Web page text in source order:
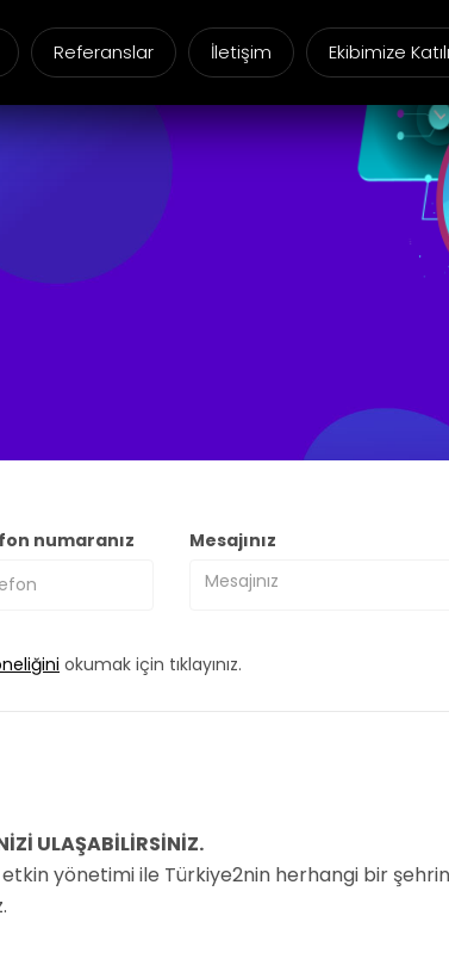
Referanslar İletişim Ekibimize
numaranız Mesajınız
okumak için tıklayınız.
ULAŞABİLİRSİNİZ.
yönetimi ile Türkiye2nin herhangi bir